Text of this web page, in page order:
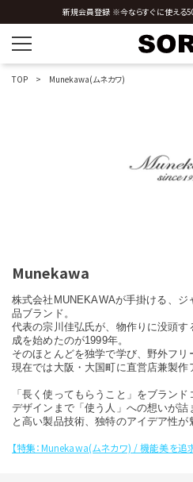
価格帯を指定する
在庫を指定する
商品ステータスを指定する
表示順を指定する
新規会員登録 ※今ならすぐに使える
TOP Munekawa(ムネカワ)
Munekawa
株式会社MUNEKAWAが手掛ける、ジ
品ブランド。
代表の宗川佳弘氏が、物作りに没頭
成を始めたのが1999年。
そのほとんどを独学で学び、野外フリ
現在では大阪・大国町に直営店兼製作
「長く使ってもらうこと」をブラン
デザインまで「使う人」への想いが
と高い製品技術、独特のアイデア性が
【特集：Munekawa(ムネカワ) / 機能美を追